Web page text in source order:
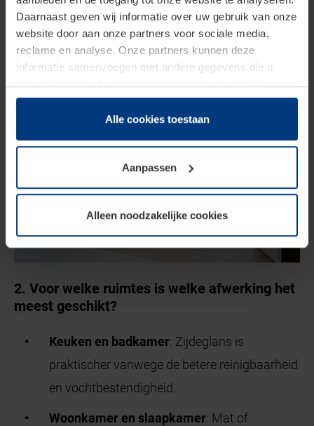
Daarnaast geven wij informatie over uw gebruik van onze
website door aan onze partners voor sociale media,
reclame en analyse. Onze partners kunnen deze
informatie samenvoegen met andere gegevens die u
beschikbaar heeft gesteld of die zij tijdens gebruik van
hun diensten hebben verzameld.
Juridisch hebben wij het recht om cookies op uw
van deze pagina's absoluut vereist is. Voor alle andere
soorten cookies is uw toestemming benodigd. Uw
toestemming kunt u op elk moment bij de uitleg van de
wijzigen of herroepen.
Alle cookies toestaan
Aanpassen
Alleen noodzakelijke cookies
verfijnd.
2. Voor welke ruimtes is welke afwerking het
meest geschikt?
Keuken en badkamer: Zijdeglans is
praktischer vanwege de betere reinigbaarheid
en vochtbestendigheid.
Woonkamer en slaapkamer: Mat of